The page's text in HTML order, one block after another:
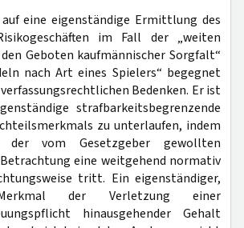
eine eigenständige Ermittlung des
im Fall der „weiten
Geboten kaufmännischer Sorgfalt“
nach Art eines Spielers“ begegnet
Bedenken. Er ist
strafbarkeitsbegrenzende
zu unterlaufen, indem
vom Gesetzgeber gewollten
eine weitgehend normativ
tritt. Ein eigenständiger,
der Verletzung einer
hinausgehender Gehalt